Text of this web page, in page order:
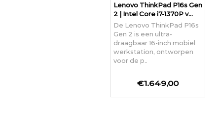
Lenovo ThinkPad P16s Gen
2 | Intel Core i7-1370P v...
De Lenovo ThinkPad P16s
Gen 2 is een ultra-
draagbaar 16-inch mobiel
werkstation, ontworpen
voor de p..
€1.649,00